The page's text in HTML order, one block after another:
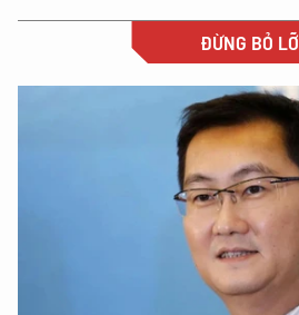
ĐỪNG BỎ LỠ